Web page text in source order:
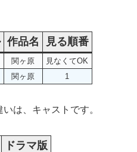
作品名 見る順番
関ヶ原
見なくてOK
関ヶ原 1
は、キャストです。
ドラマ版